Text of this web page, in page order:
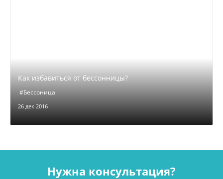
Как избавиться от бессонницы?
#Бессоница
26 дек 2016
Нужна консультация?